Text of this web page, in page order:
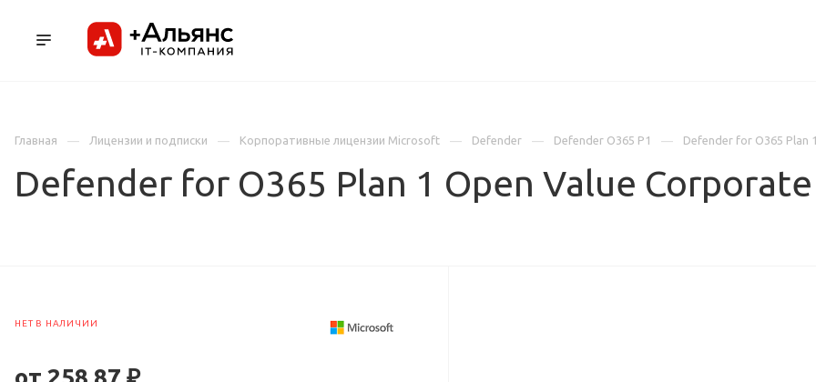
Главная
Лицензии и подписки Корпоративные лицензии Microsoft Defender Defender O365 P1 Defender for O365 Plan
Defender for O365 Plan 1 Open Value Corporate
НЕТ В НАЛИЧИИ